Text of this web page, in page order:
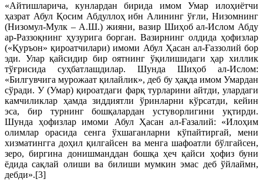
«Айтишларича, кунлардан бирида имом Умар илоҳиётчи
ҳазрат Абул Қосим Абдуллоҳ ибн Алининг ўғли, Низомнинг
(Низомул-Мулк – А.Ш.) жияни, вазир Шиҳоб ал-Ислом Абду
ар-Раззоқнинг ҳузурига борган. Вазирнинг олдида ҳофизлар
(«Қуръон» қироатчилари) имоми Абул Ҳасан ал-Ғаззолий бор
эди. Улар қайсидир бир оятнинг ўқилишидаги ҳар хиллик
тўғрисида суҳбатлашдилар. Шунда Шиҳоб ал-Ислом:
«Билгувчига мурожаат қилайлик», деб бу ҳақда имом Умардан
сўради. У (Умар) қироатдаги фарқ турларини айтди, улардаги
камчиликлар ҳамда зиддиятли ўринларни кўрсатди, кейин
эса, бир турнинг бошқалардан устуворлигини уқтирди.
Шунда ҳофизлар имоми Абул Ҳасан ал-Ғазалий: «Илоҳим
олимлар орасида сенга ўхшаганларни кўпайтиргай, мени
хизматингга доҳил қилгайсен ва менга шафоатли бўлгайсен,
зеро, биргина донишманддан бошқа ҳеч қайси ҳофиз буни
ёдида сақлай олиши ва билиши мумкин эмас деб ўйлаймн,
дебди».[3]